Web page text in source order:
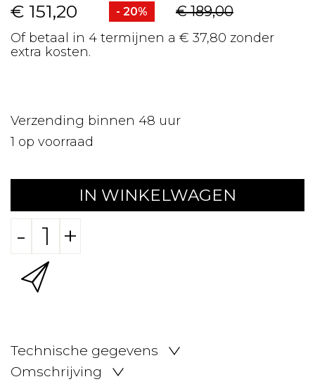
€ 151,20 - 20% € 189,00
Of betaal in 4 termijnen a € 37,80 zonder
extra kosten.
Verzending binnen 48 uur
1 op voorraad
IN WINKELWAGEN
- +
Technische gegevens
Omschrijving